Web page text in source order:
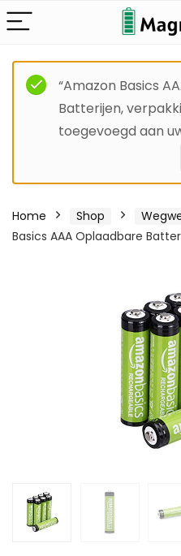
“Amazon Basics
Batterijen,
toegevoegd aan
Home Shop
Basics AAA Oplaadbare